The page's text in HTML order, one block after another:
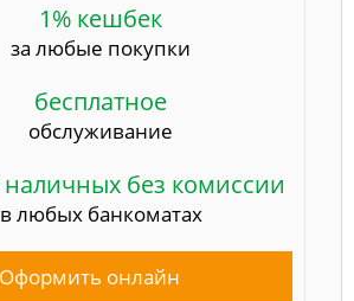
1% кешбек
за любые покупки
бесплатное
обслуживание
без комиссии
в любых банкоматах
Оформить онлайн